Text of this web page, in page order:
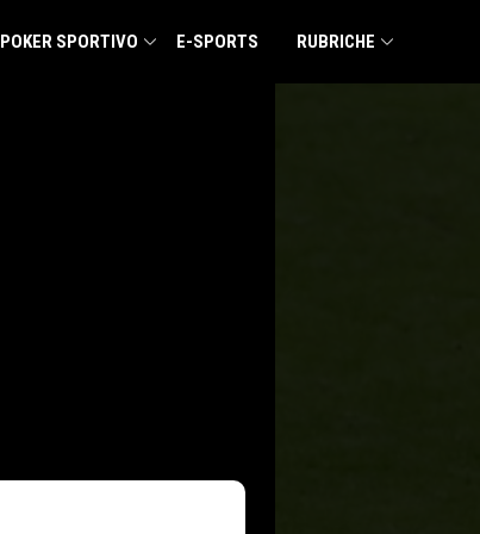
POKER SPORTIVO E-SPORTS RUBRICHE